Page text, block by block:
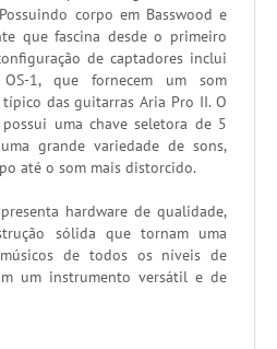
corpo em Basswood e
que fascina desde o primeiro
de captadores inclui
1, que fornecem um som
das guitarras Aria Pro II. O
uma chave seletora de 5
grande variedade de sons,
até o som mais distorcido.
hardware de qualidade,
sólida que tornam uma
de todos os níveis de
um instrumento versátil e de